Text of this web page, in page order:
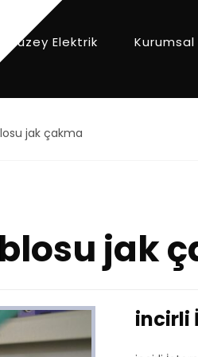
Kuzey Elektrik Kurumsal
jak çakma
jak
incirli